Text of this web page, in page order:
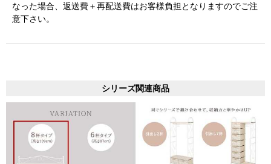
なった場合、返送費＋再配送費はお客様負担となりますのでご注
意下さい。
シリーズ関連商品